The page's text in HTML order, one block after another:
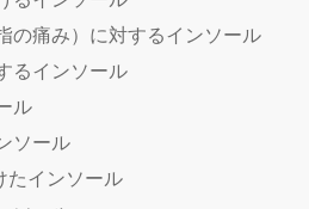
の痛み）に対するインソール
るインソール
ル
ソール
たインソール